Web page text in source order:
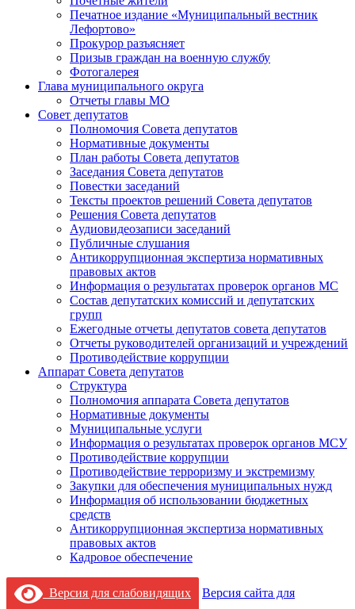
Печатное издание «Муниципальный вестник
Лефортово»
Прокурор разъясняет
Призыв граждан на военную службу
Фотогалерея
Глава муниципального округа
Отчеты главы МО
Совет депутатов
Полномочия Совета депутатов
Нормативные документы
План работы Совета депутатов
Заседания Cовета депутатов
Повестки заседаний
Тексты проектов решений Совета депутатов
Решения Совета депутатов
Аудиовидеозаписи заседаний
Публичные слушания
Антикоррупционная экспертиза нормативных
правовых актов
Информация о результатах проверок органов МС
Состав депутатских комиссий и депутатских
групп
Ежегодные отчеты депутатов совета депутатов
Отчеты руководителей организаций и учреждений
Противодействие коррупции
Аппарат Совета депутатов
Структура
Полномочия аппарата Совета депутатов
Нормативные документы
Муниципальные услуги
Информация о результатах проверок органов МСУ
Противодействие коррупции
Противодействие терроризму и экстремизму
Закупки для обеспечения муниципальных нужд
Информация об использовании бюджетных
средств
Антикоррупционная экспертиза нормативных
правовых актов
Кадровое обеспечение
Версия для слабовидящих
Версия сайта для